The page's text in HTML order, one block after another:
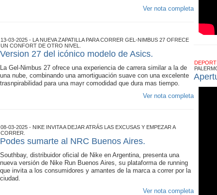
Ver nota completa
13-03-2025 - LA NUEVA ZAPATILLA PARA CORRER GEL-NIMBUS 27 OFRECE
UN CONFORT DE OTRO NIVEL.
Version 27 del icónico modelo de Asics.
La Gel-Nimbus 27 ofrece una experiencia de carrera similar a la de
una nube, combinando una amortiguación suave con una excelente
trasnpirabilidad para una mayr comodidad que dura mas tiempo.
Ver nota completa
08-03-2025 - NIKE INVITA A DEJAR ATRÁS LAS EXCUSAS Y EMPEZAR A
CORRER.
Podes sumarte al NRC Buenos Aires.
Southbay, distribuidor oficial de Nike en Argentina, presenta una
nueva versión de Nike Run Buenos Aires, su plataforma de running
que invita a los consumidores y amantes de la marca a correr por la
ciudad.
Ver nota completa